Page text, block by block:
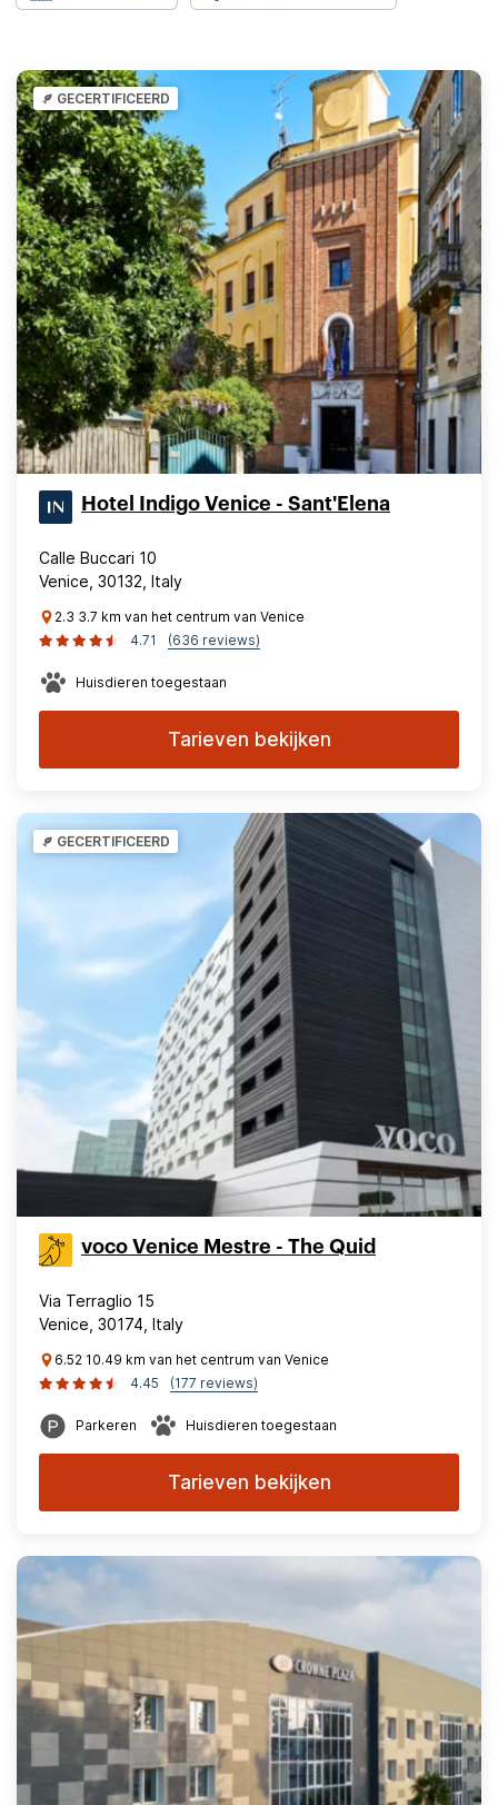
GECERTIFICEERD
Hotel Indigo Venice - Sant'Elena
Calle Buccari 10
Venice, 30132, Italy
2.3 3.7 km van het centrum van Venice
4.71
(636 reviews)
Huisdieren toegestaan
Tarieven bekijken
GECERTIFICEERD
voco Venice Mestre - The Quid
Via Terraglio 15
Venice, 30174, Italy
6.52 10.49 km van het centrum van Venice
4.45
(177 reviews)
Parkeren Huisdieren toegestaan
Tarieven bekijken